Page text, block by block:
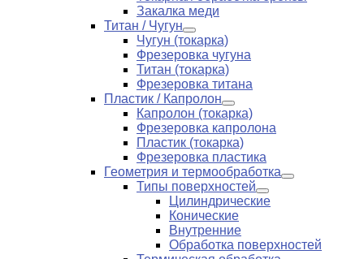
Закалка меди
Титан / Чугун
Чугун (токарка)
Фрезеровка чугуна
Титан (токарка)
Фрезеровка титана
Пластик / Капролон
Капролон (токарка)
Фрезеровка капролона
Пластик (токарка)
Фрезеровка пластика
Геометрия и термообработка
Типы поверхностей
Цилиндрические
Конические
Внутренние
Обработка поверхностей